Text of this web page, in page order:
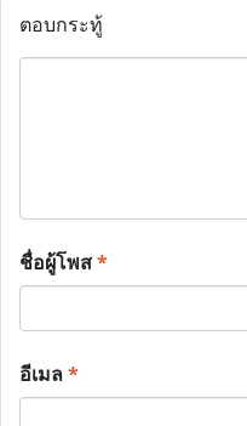
ตอบกระทู้
ชื่อผู้โพส*
อีเมล*